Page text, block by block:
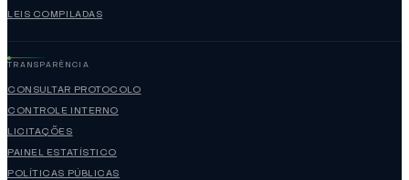
LEIS COMPILADAS
TRANSPARÊNCIA
CONSULTAR PROTOCOLO
CONTROLE INTERNO
LICITAÇÕES
PAINEL ESTATÍSTICO
POLÍTICAS PÚBLICAS